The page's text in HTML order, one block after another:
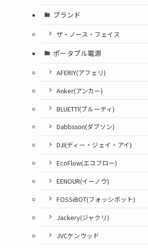
ブランド
ザ・ノース・フェイス
ポータブル電源
AFERIY(アフェリ)
Anker(アンカー)
BLUETTI(ブルーティ)
Dabbsson(ダブソン)
DJI(ディー・ジェイ・アイ)
EcoFlow(エコフロー)
EENOUR(イーノウ)
FOSSiBOT(フォッシボット)
Jackery(ジャクリ)
JVCケンウッド